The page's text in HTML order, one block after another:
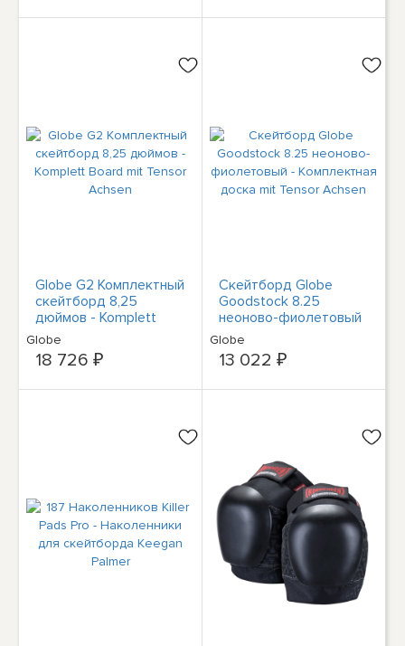
Globe G2 Комплектный
скейтборд 8,25
дюймов - Komplett
Board mit Tensor
Achsen
Globe
18 726 ₽
Скейтборд Globe
Goodstock 8.25
неоново-фиолетовый
- Комплектная доска
mit Tensor Achsen
Globe
13 022 ₽